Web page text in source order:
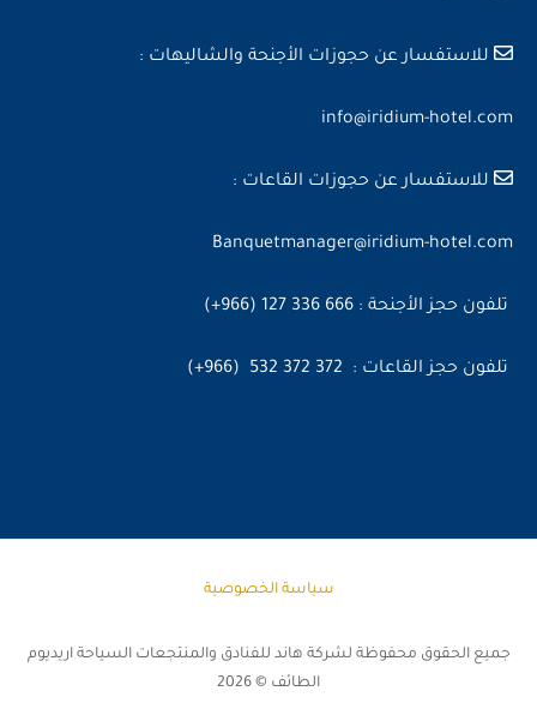
للاستفسار عن حجوزات الأجنحة والشاليهات :
info@iridium-hotel.com
للاستفسار عن حجوزات القاعات :
Banquetmanager@iridium-hotel.com
تلفون حجز الأجنحة : 666 336 127 (966+)
تلفون حجز القاعات : 372 372 532 (966+)
جميع الحقوق محفوظة لشركة هاند للفنادق والمنتجعات السياحة اريديوم
الطائف © 2026
سياسة الخصوصية